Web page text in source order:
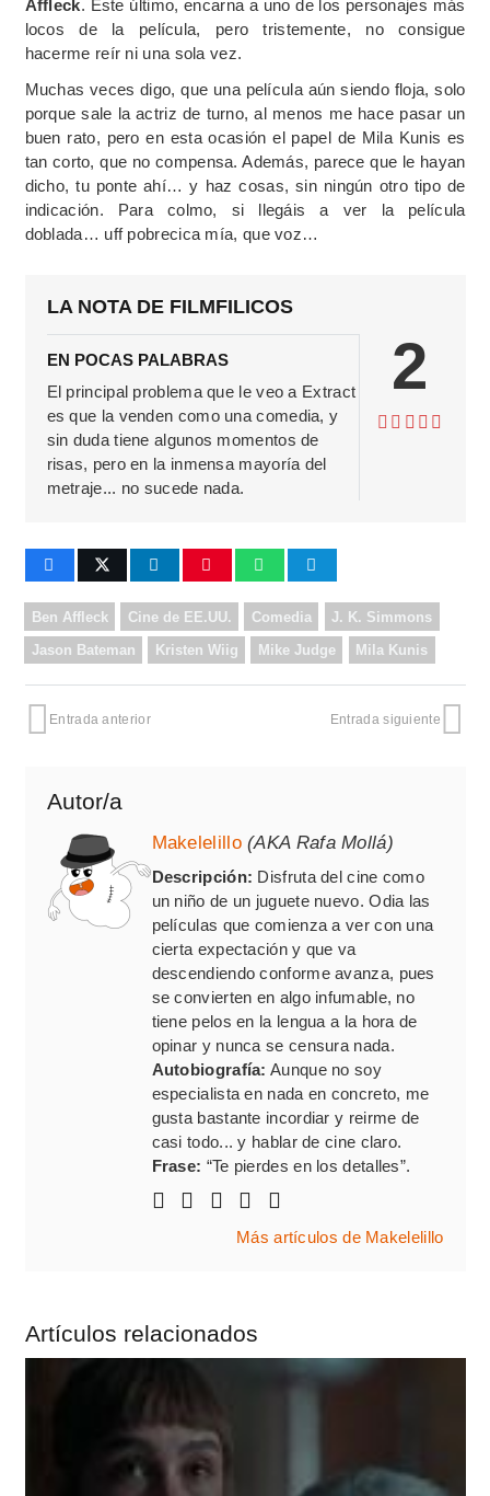
Affleck. Este último, encarna a uno de los personajes más
locos de la película, pero tristemente, no consigue
hacerme reír ni una sola vez.
Muchas veces digo, que una película aún siendo floja, solo
porque sale la actriz de turno, al menos me hace pasar un
buen rato, pero en esta ocasión el papel de Mila Kunis es
tan corto, que no compensa. Además, parece que le hayan
dicho, tu ponte ahí… y haz cosas, sin ningún otro tipo de
indicación. Para colmo, si llegáis a ver la película
doblada… uff pobrecica mía, que voz…
LA NOTA DE FILMFILICOS
EN POCAS PALABRAS
El principal problema que le veo a Extract
es que la venden como una comedia, y
sin duda tiene algunos momentos de
risas, pero en la inmensa mayoría del
metraje... no sucede nada.
2
Ben Affleck Cine de EE.UU. Comedia J. K. Simmons
Jason Bateman Kristen Wiig Mike Judge Mila Kunis
Entrada anterior Entrada siguiente
Autor/a
Makelelillo (AKA Rafa Mollá)
Descripción: Disfruta del cine como
un niño de un juguete nuevo. Odia las
películas que comienza a ver con una
cierta expectación y que va
descendiendo conforme avanza, pues
se convierten en algo infumable, no
tiene pelos en la lengua a la hora de
opinar y nunca se censura nada.
Autobiografía: Aunque no soy
especialista en nada en concreto, me
gusta bastante incordiar y reirme de
casi todo... y hablar de cine claro.
Frase: “Te pierdes en los detalles”.
Más artículos de Makelelillo
Artículos relacionados